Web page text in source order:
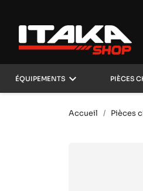
ÉQUIPEMENTS keyboard_arrow_down PIÈCES
Accueil Pièces